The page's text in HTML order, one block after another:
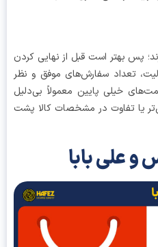
بهتر است قبل از نهایی کردن
سفارش‌های موفق و نظر
خیلی پایین معمولاً بی‌دلیل
در مشخصات کالا پشت
بابا